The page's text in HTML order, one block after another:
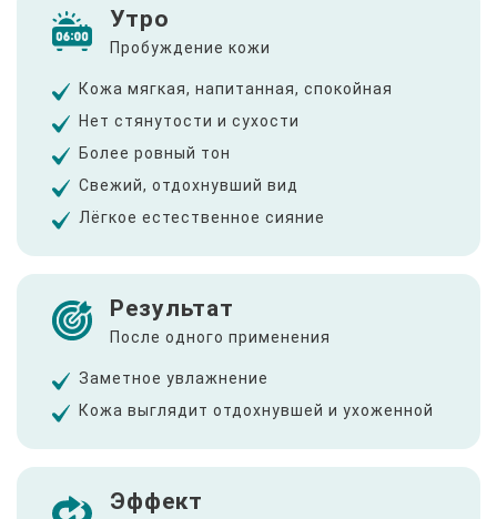
Утро
Пробуждение кожи
Кожа мягкая, напитанная, спокойная
Нет стянутости и сухости
Более ровный тон
Свежий, отдохнувший вид
Лёгкое естественное сияние
Результат
После одного применения
Заметное увлажнение
Кожа выглядит отдохнувшей и ухоженной
Эффект